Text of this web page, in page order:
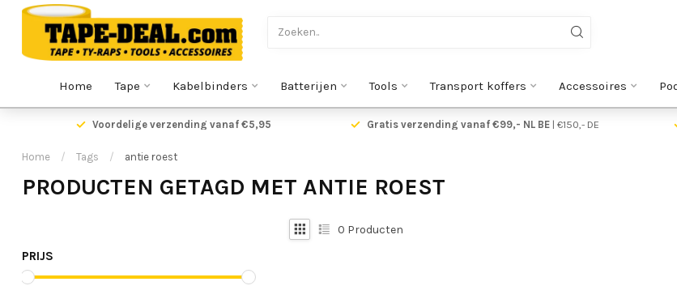
Home Tape Kabelbinders Batterijen Tools Transport koffers Accessoires
Voordelige verzending vanaf €5,95 Gratis verzending vanaf €99,- NL BE| €150,- DE
Home / Tags / antie roest
PRODUCTEN GETAGD MET ANTIE ROEST
PRIJS
0 Producten